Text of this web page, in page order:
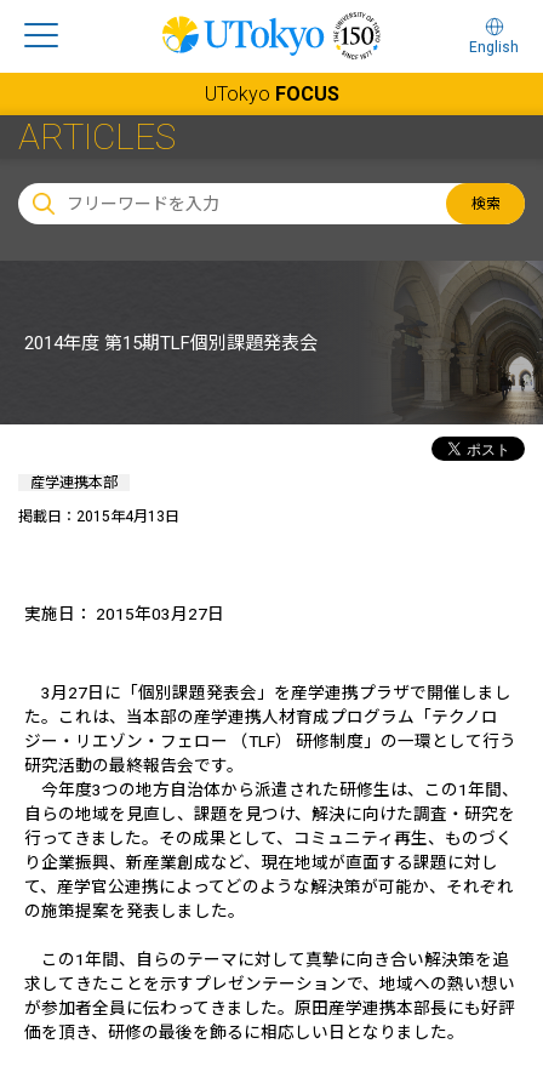
English
UTokyo FOCUS
ARTICLES
検索
2014年度 第15期TLF個別課題発表会
産学連携本部
掲載日：2015年4月13日
実施日： 2015年03月27日
3月27日に「個別課題発表会」を産学連携プラザで開催しまし
た。これは、当本部の産学連携人材育成プログラム「テクノロ
ジー・リエゾン・フェロー （TLF） 研修制度」の一環として行う
研究活動の最終報告会です。
今年度3つの地方自治体から派遣された研修生は、この1年間、
自らの地域を見直し、課題を見つけ、解決に向けた調査・研究を
行ってきました。その成果として、コミュニティ再生、ものづく
り企業振興、新産業創成など、現在地域が直面する課題に対し
て、産学官公連携によってどのような解決策が可能か、それぞれ
の施策提案を発表しました。
この1年間、自らのテーマに対して真摯に向き合い解決策を追
求してきたことを示すプレゼンテーションで、地域への熱い想い
が参加者全員に伝わってきました。原田産学連携本部長にも好評
価を頂き、研修の最後を飾るに相応しい日となりました。